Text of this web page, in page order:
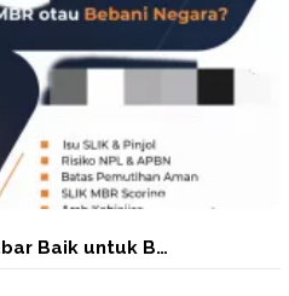
Baik untuk B…